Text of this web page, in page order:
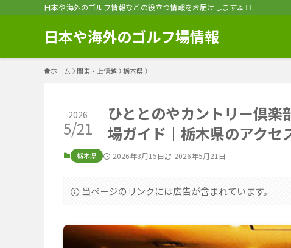
日本や海外のゴルフ情報などの役立つ情報をお届けします⛳️🏌️‍♂️
日本や海外のゴルフ場情報
ホーム 関東・上信越 栃木県
ひととのやカントリー倶楽
場ガイド｜栃木県のアクセ
2026
5/21
栃木県 2026年3月15日 2026年5月21日
当ページのリンクには広告が含まれています。